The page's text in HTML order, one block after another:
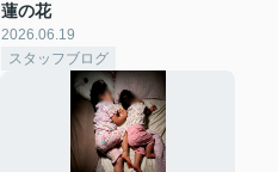
蓮の花
2026.06.19
スタッフブログ